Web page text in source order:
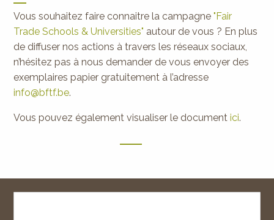
Vous souhaitez faire connaitre la campagne"Fair
Trade Schools & Universities" autour de vous ? En plus
de diffuser nos actions à travers les réseaux sociaux,
n’hésitez pas à nous demander de vous envoyer des
exemplaires papier gratuitement à l’adresse
info@bftf.be.
Vous pouvez également visualiser le documentici.